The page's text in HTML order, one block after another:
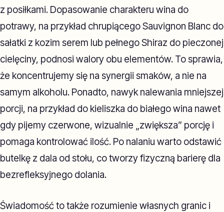
z posiłkami. Dopasowanie charakteru wina do
potrawy, na przykład chrupiącego Sauvignon Blanc do
sałatki z kozim serem lub pełnego Shiraz do pieczonej
cielęciny, podnosi walory obu elementów. To sprawia,
że koncentrujemy się na synergii smaków, a nie na
samym alkoholu. Ponadto, nawyk nalewania mniejszej
porcji, na przykład do kieliszka do białego wina nawet
gdy pijemy czerwone, wizualnie „zwiększa” porcję i
pomaga kontrolować ilość. Po nalaniu warto odstawić
butelkę z dala od stołu, co tworzy fizyczną barierę dla
bezrefleksyjnego dolania.
Świadomość to także rozumienie własnych granic i